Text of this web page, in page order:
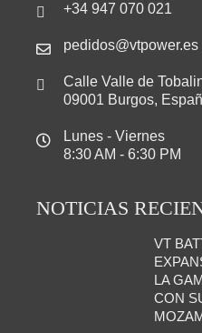
+34 947 070 021
pedidos@vtpower.es
Calle Valle de
09001 Burgos,
Lunes - Viernes
8:30 AM - 6:30 PM
NOTICIAS
VT
LA
CON